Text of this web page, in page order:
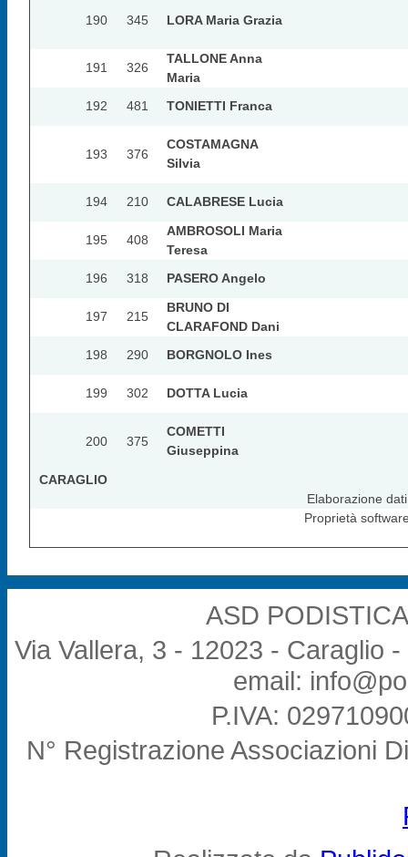
190 345 LORA Maria Grazia
191 326
TALLONE Anna
Maria
192
481 TONIETTI Franca
193 376
COSTAMAGNA
Silvia
194 210 CALABRESE Lucia
195 408
AMBROSOLI Maria
Teresa
196
318 PASERO Angelo
197 215
BRUNO DI
CLARAFOND Dani
198
290 BORGNOLO Ines
199 302 DOTTA Lucia
200 375
COMETTI
Giuseppina
CARAGLIO
Elaborazione
Proprietà
ASD
Via Vallera, 3 - 12023 - Caraglio
email:
P.IVA:
N° Registrazione Associazioni